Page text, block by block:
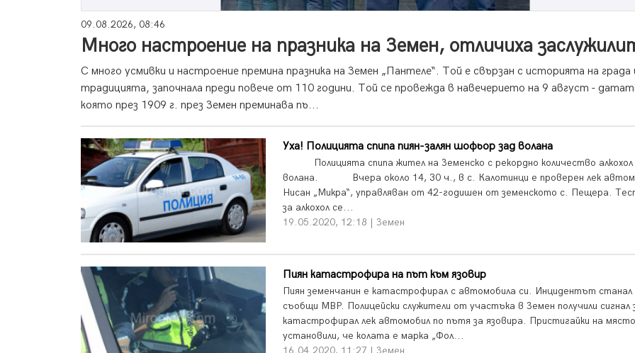
09.08.2026, 08:46
Много настроение на празника на Земен, отличиха
С много усмивки и настроение премина празника на Земен „Пантеле“. Той е свързан с историята на града
традицията, започнала преди повече от 110 години. Той се провежда в навечерието на 9 август -
която през 1909 г. през Земен преминава пъ...
Уха! Полицията спипа пиян-залян шофьор зад волана
Полицията спипа жител на Земенско с рекордно количество алкохол
волана. Вчера около 14, 30 ч., в с. Калотинци е проверен лек
Нисан „Микра“, управляван от 42-годишен от земенското с. Пещера.
за алкохол се...
19.05.2020, 12:18 | Земен
Пиян катастрофира на път към язовир
Пиян земенчанин е катастрофирал с автомобила си. Инцидентът станал
съобщи МВР. Полицейски служители от участъка в Земен получили сигнал
катастрофирал лек автомобил по пътя за язовира. Пристигайки на място
установили, че колата е марка „Фол...